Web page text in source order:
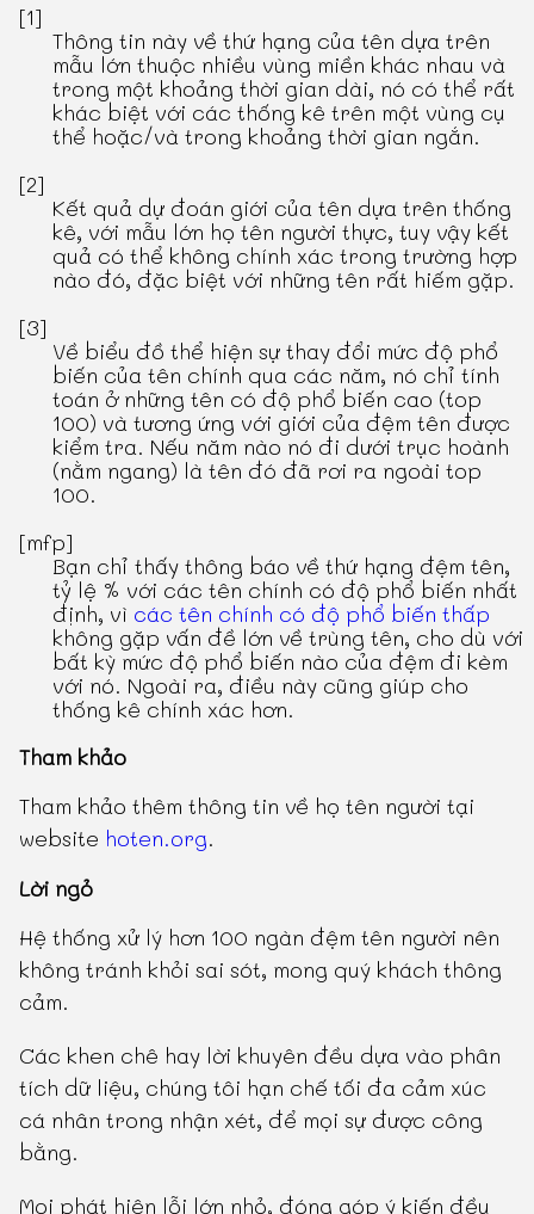
[1]
Thông tin này về thứ hạng của tên dựa trên
mẫu lớn thuộc nhiều vùng miền khác nhau và
trong một khoảng thời gian dài, nó có thể rất
khác biệt với các thống kê trên một vùng cụ
thể hoặc/và trong khoảng thời gian ngắn.
[2]
Kết quả dự đoán giới của tên dựa trên thống
kê, với mẫu lớn họ tên người thực, tuy vậy kết
quả có thể không chính xác trong trường hợp
nào đó, đặc biệt với những tên rất hiếm gặp.
[3]
Về biểu đồ thể hiện sự thay đổi mức độ phổ
biến của tên chính qua các năm, nó chỉ tính
toán ở những tên có độ phổ biến cao (top
100) và tương ứng với giới của đệm tên được
kiểm tra. Nếu năm nào nó đi dưới trục hoành
(nằm ngang) là tên đó đã rơi ra ngoài top
100.
[mfp]
Bạn chỉ thấy thông báo về thứ hạng đệm tên,
tỷ lệ % với các tên chính có độ phổ biến nhất
định, vì các tên chính có độ phổ biến thấp
không gặp vấn đề lớn về trùng tên, cho dù với
bất kỳ mức độ phổ biến nào của đệm đi kèm
với nó. Ngoài ra, điều này cũng giúp cho
thống kê chính xác hơn.
Tham khảo
Tham khảo thêm thông tin về họ tên người tại
website hoten.org.
Lời ngỏ
Hệ thống xử lý hơn 100 ngàn đệm tên người nên
không tránh khỏi sai sót, mong quý khách thông
cảm.
Các khen chê hay lời khuyên đều dựa vào phân
tích dữ liệu, chúng tôi hạn chế tối đa cảm xúc
cá nhân trong nhận xét, để mọi sự được công
bằng.
Mọi phát hiện lỗi lớn nhỏ, đóng góp ý kiến đều